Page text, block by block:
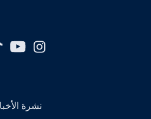
نشرة